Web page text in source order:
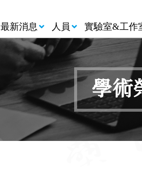
最新消息 人員 實驗室&工作
學術